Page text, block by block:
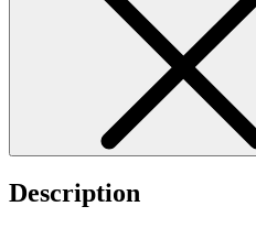
Description